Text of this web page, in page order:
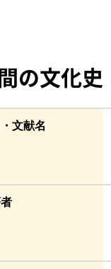
の文化
文献名